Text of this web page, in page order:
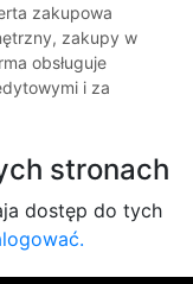
zakupowa
zakupy w
obsługuje
i za
stronach
dostęp do tych